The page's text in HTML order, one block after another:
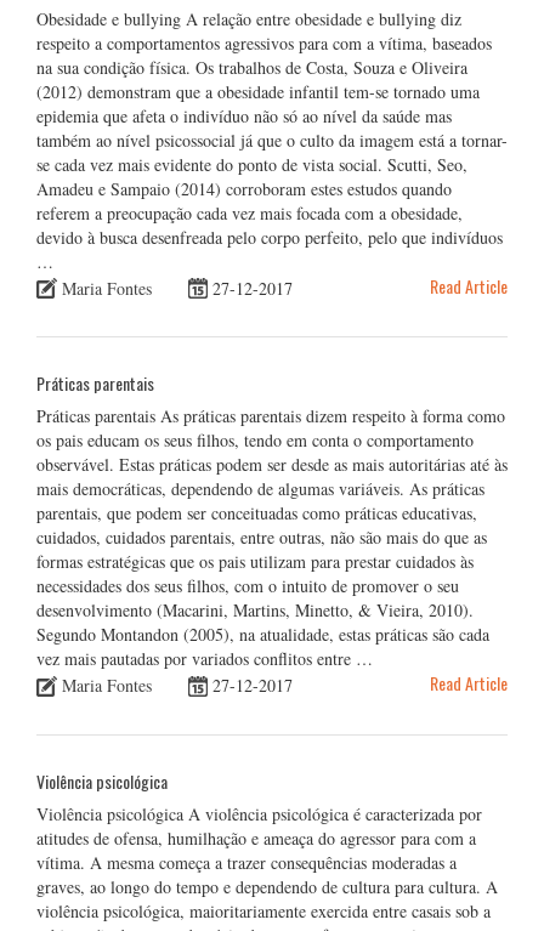
Obesidade e bullying A relação entre obesidade e bullying diz
respeito a comportamentos agressivos para com a vítima, baseados
na sua condição física. Os trabalhos de Costa, Souza e Oliveira
(2012) demonstram que a obesidade infantil tem-se tornado uma
epidemia que afeta o indivíduo não só ao nível da saúde mas
também ao nível psicossocial já que o culto da imagem está a tornar-
se cada vez mais evidente do ponto de vista social. Scutti, Seo,
Amadeu e Sampaio (2014) corroboram estes estudos quando
referem a preocupação cada vez mais focada com a obesidade,
devido à busca desenfreada pelo corpo perfeito, pelo que indivíduos
…
Maria Fontes
27-12-2017 Read Article
Práticas parentais
Práticas parentais As práticas parentais dizem respeito à forma como
os pais educam os seus filhos, tendo em conta o comportamento
observável. Estas práticas podem ser desde as mais autoritárias até às
mais democráticas, dependendo de algumas variáveis. As práticas
parentais, que podem ser conceituadas como práticas educativas,
cuidados, cuidados parentais, entre outras, não são mais do que as
formas estratégicas que os pais utilizam para prestar cuidados às
necessidades dos seus filhos, com o intuito de promover o seu
desenvolvimento (Macarini, Martins, Minetto, & Vieira, 2010).
Segundo Montandon (2005), na atualidade, estas práticas são cada
vez mais pautadas por variados conflitos entre …
Maria Fontes
27-12-2017 Read Article
Violência psicológica
Violência psicológica A violência psicológica é caracterizada por
atitudes de ofensa, humilhação e ameaça do agressor para com a
vítima. A mesma começa a trazer consequências moderadas a
graves, ao longo do tempo e dependendo de cultura para cultura. A
violência psicológica, maioritariamente exercida entre casais sob a